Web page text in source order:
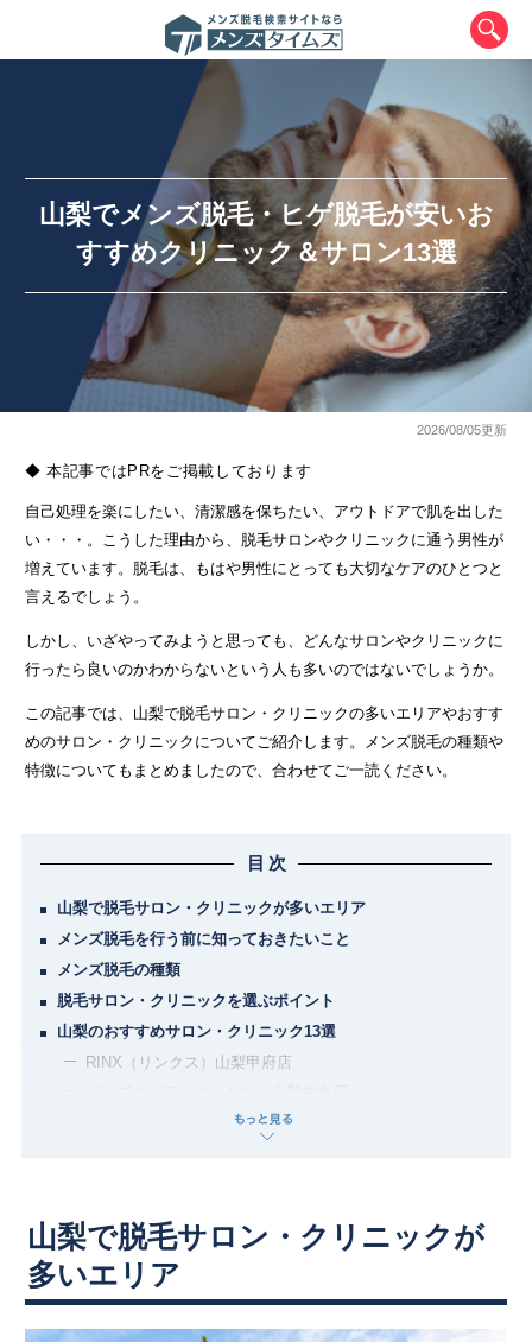
山梨でメンズ脱毛・ヒゲ脱毛が安いお
すすめクリニック＆サロン13選
2026/08/05更新
◆ 本記事ではPRをご掲載しております
自己処理を楽にしたい、清潔感を保ちたい、アウトドアで肌を出した
い・・・。こうした理由から、脱毛サロンやクリニックに通う男性が
増えています。脱毛は、もはや男性にとっても大切なケアのひとつと
言えるでしょう。
しかし、いざやってみようと思っても、どんなサロンやクリニックに
行ったら良いのかわからないという人も多いのではないでしょうか。
この記事では、山梨で脱毛サロン・クリニックの多いエリアやおすす
めのサロン・クリニックについてご紹介します。メンズ脱毛の種類や
特徴についてもまとめましたので、合わせてご一読ください。
目次
山梨で脱毛サロン・クリニックが多いエリア
メンズ脱毛を行う前に知っておきたいこと
メンズ脱毛の種類
脱毛サロン・クリニックを選ぶポイント
山梨のおすすめサロン・クリニック13選
RINX（リンクス）山梨甲府店
PURELY（ピュアリー）
モノリス(Monolith)
城本クリニック 山梨 甲府院
サロンズ エクル(salon’’s ECRU)
モンド(Mondo)
山梨で脱毛サロン・クリニックが
多いエリア
エリアから最寄りサロンを探す
北海道・東北
宮城県
秋田県 山形県 福島県
関東
茨城県
東京都 神奈川県
中部
新潟県 富山県 石川県 福井県
滋賀県 京都府 大阪府
奈良県 三重県 和歌山県
山口県 徳島県 香川県 愛媛県
高知県